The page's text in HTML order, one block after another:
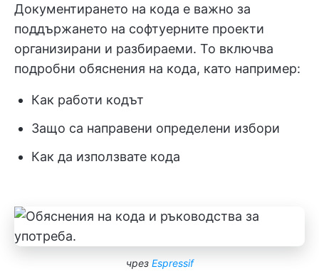
Документирането на кода е важно за
поддържането на софтуерните проекти
организирани и разбираеми. То включва
подробни обяснения на кода, като например:
Как работи кодът
Защо са направени определени избори
Как да използвате кода
чрез Espressif